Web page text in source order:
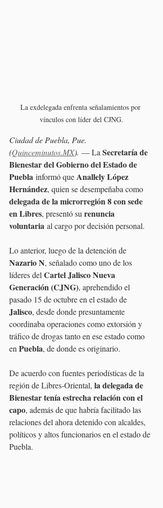
La exdelegada enfrenta señalamientos por
vínculos con líder del CJNG.
Ciudad de Puebla, Pue.
(Quinceminutos.MX). — La Secretaría de
Bienestar del Gobierno del Estado de
Puebla informó que Anallely López
Hernández, quien se desempeñaba como
delegada de la microrregión 8 con sede
en Libres, presentó su renuncia
voluntaria al cargo por decisión personal.
Lo anterior, luego de la detención de
Nazario N, señalado como uno de los
líderes del Cartel Jalisco Nueva
Generación (CJNG), aprehendido el
pasado 15 de octubre en el estado de
Jalisco, desde donde presuntamente
coordinaba operaciones como extorsión y
tráfico de drogas tanto en ese estado como
en Puebla, de donde es originario.
De acuerdo con fuentes periodísticas de la
región de Libres-Oriental, la delegada de
Bienestar tenía estrecha relación con el
capo, además de que habría facilitado las
relaciones del ahora detenido con alcaldes,
políticos y altos funcionarios en el estado de
Puebla.